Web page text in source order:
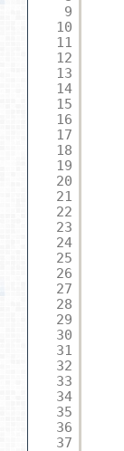
9
10
11
12
13
14
15
16
17
18
19
20
21
22
23
24
25
26
27
28
29
30
31
32
33
34
35
36
37